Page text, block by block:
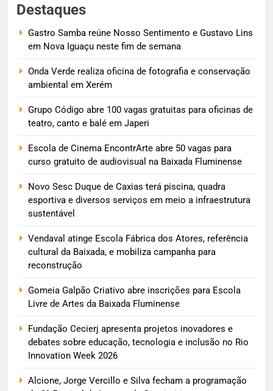
Destaques
Gastro Samba reúne Nosso Sentimento e Gustavo Lins
em Nova Iguaçu neste fim de semana
Onda Verde realiza oficina de fotografia e conservação
ambiental em Xerém
Grupo Código abre 100 vagas gratuitas para oficinas de
teatro, canto e balé em Japeri
Escola de Cinema EncontrArte abre 50 vagas para
curso gratuito de audiovisual na Baixada Fluminense
Novo Sesc Duque de Caxias terá piscina, quadra
esportiva e diversos serviços em meio a infraestrutura
sustentável
Vendaval atinge Escola Fábrica dos Atores, referência
cultural da Baixada, e mobiliza campanha para
reconstrução
Gomeia Galpão Criativo abre inscrições para Escola
Livre de Artes da Baixada Fluminense
Fundação Cecierj apresenta projetos inovadores e
debates sobre educação, tecnologia e inclusão no Rio
Innovation Week 2026
Alcione, Jorge Vercillo e Silva fecham a programação